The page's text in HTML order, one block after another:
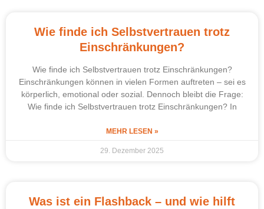
Wie finde ich Selbstvertrauen trotz
Einschränkungen?
Wie finde ich Selbstvertrauen trotz Einschränkungen?
Einschränkungen können in vielen Formen auftreten – sei es
körperlich, emotional oder sozial. Dennoch bleibt die Frage:
Wie finde ich Selbstvertrauen trotz Einschränkungen? In
MEHR LESEN »
29. Dezember 2025
Was ist ein Flashback – und wie hilft